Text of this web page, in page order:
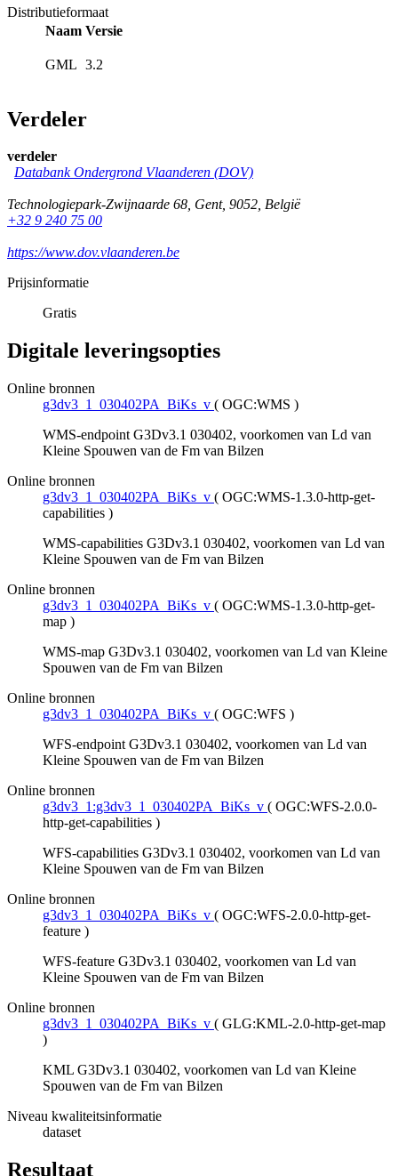
Distributieformaat
Naam Versie
GML 3.2
Verdeler
verdeler
Databank Ondergrond Vlaanderen (DOV)
Technologiepark-Zwijnaarde 68, Gent, 9052, België
+32 9 240 75 00
https://www.dov.vlaanderen.be
Prijsinformatie
Gratis
Digitale leveringsopties
Online bronnen
g3dv3_1_030402PA_BiKs_v ( OGC:WMS )
WMS-endpoint G3Dv3.1 030402, voorkomen van Ld van
Kleine Spouwen van de Fm van Bilzen
Online bronnen
g3dv3_1_030402PA_BiKs_v ( OGC:WMS-1.3.0-http-get-
capabilities )
WMS-capabilities G3Dv3.1 030402, voorkomen van Ld van
Kleine Spouwen van de Fm van Bilzen
Online bronnen
g3dv3_1_030402PA_BiKs_v ( OGC:WMS-1.3.0-http-get-
map )
WMS-map G3Dv3.1 030402, voorkomen van Ld van Kleine
Spouwen van de Fm van Bilzen
Online bronnen
g3dv3_1_030402PA_BiKs_v ( OGC:WFS )
WFS-endpoint G3Dv3.1 030402, voorkomen van Ld van
Kleine Spouwen van de Fm van Bilzen
Online bronnen
g3dv3_1:g3dv3_1_030402PA_BiKs_v ( OGC:WFS-2.0.0-
http-get-capabilities )
WFS-capabilities G3Dv3.1 030402, voorkomen van Ld van
Kleine Spouwen van de Fm van Bilzen
Online bronnen
g3dv3_1_030402PA_BiKs_v ( OGC:WFS-2.0.0-http-get-
feature )
WFS-feature G3Dv3.1 030402, voorkomen van Ld van
Kleine Spouwen van de Fm van Bilzen
Online bronnen
g3dv3_1_030402PA_BiKs_v ( GLG:KML-2.0-http-get-map
)
KML G3Dv3.1 030402, voorkomen van Ld van Kleine
Spouwen van de Fm van Bilzen
Niveau kwaliteitsinformatie
dataset
Resultaat